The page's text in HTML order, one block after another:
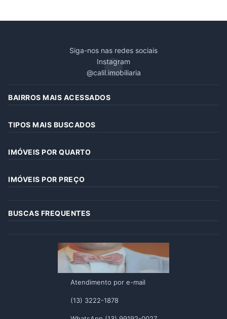
Siga-nos nas redes sociais
Instagram
@calil.imobiliaria
BAIRROS MAIS ACESSADOS
TIPOS MAIS BUSCADOS
IMÓVEIS POR QUARTO
IMÓVEIS POR PREÇO
BUSCAS FREQUENTES
Atendimento por e-mail
(13) 3222-1878